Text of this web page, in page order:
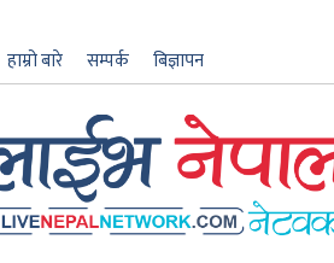
हाम्रो बारे सम्पर्क बिज्ञापन